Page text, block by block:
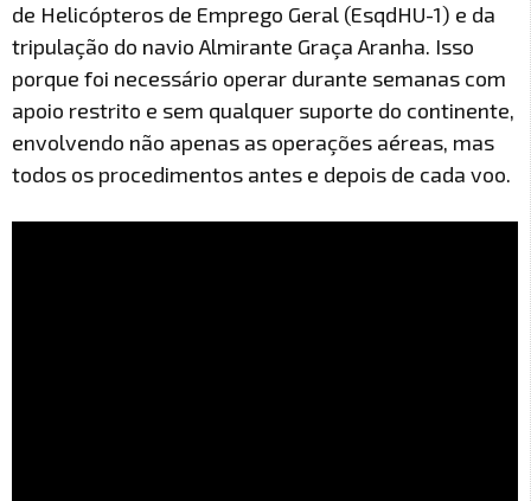
de Helicópteros de Emprego Geral (EsqdHU-1) e da
tripulação do navio Almirante Graça Aranha. Isso
porque foi necessário operar durante semanas com
apoio restrito e sem qualquer suporte do continente,
envolvendo não apenas as operações aéreas, mas
todos os procedimentos antes e depois de cada voo.